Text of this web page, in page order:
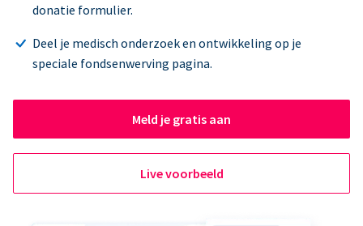
donatie formulier.
Deel je medisch onderzoek en ontwikkeling op je
speciale fondsenwerving pagina.
Meld je gratis aan
Live voorbeeld